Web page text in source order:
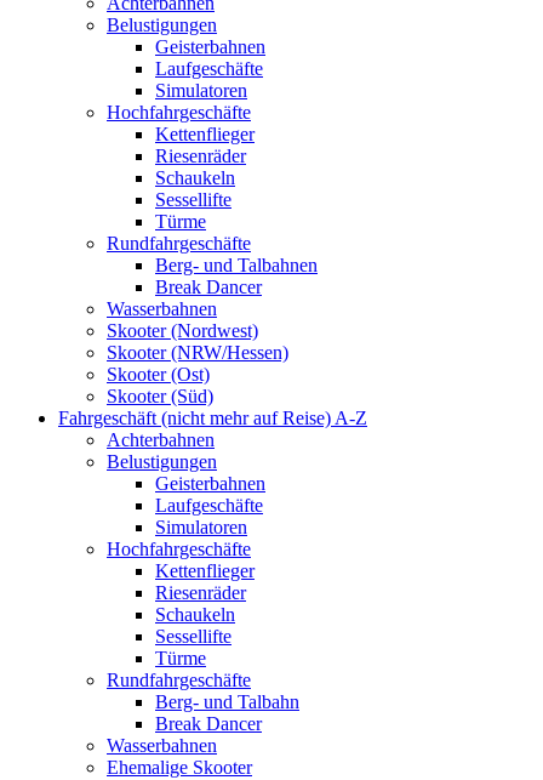
Belustigungen
Geisterbahnen
Laufgeschäfte
Simulatoren
Hochfahrgeschäfte
Kettenflieger
Riesenräder
Schaukeln
Sessellifte
Türme
Rundfahrgeschäfte
Berg- und Talbahnen
Break Dancer
Wasserbahnen
Skooter (Nordwest)
Skooter (NRW/Hessen)
Skooter (Ost)
Skooter (Süd)
Fahrgeschäft (nicht mehr auf Reise) A-Z
Achterbahnen
Belustigungen
Geisterbahnen
Laufgeschäfte
Simulatoren
Hochfahrgeschäfte
Kettenflieger
Riesenräder
Schaukeln
Sessellifte
Türme
Rundfahrgeschäfte
Berg- und Talbahn
Break Dancer
Wasserbahnen
Ehemalige Skooter